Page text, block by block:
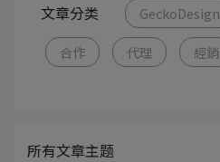
文章分类 GeckoDesign
合作 代理 經銷
所有文章主题